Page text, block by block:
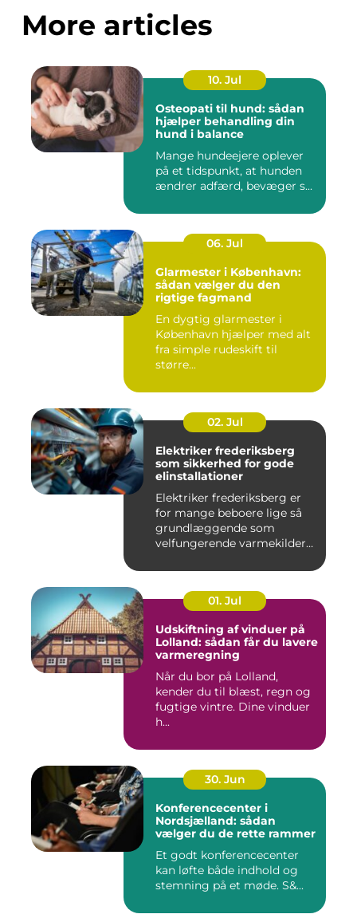
More articles
10. Jul
Osteopati til hund: sådan
hjælper behandling din
hund i balance
Mange hundeejere oplever
på et tidspunkt, at hunden
ændrer adfærd, bevæger s...
06. Jul
Glarmester i København:
sådan vælger du den
rigtige fagmand
En dygtig glarmester i
København hjælper med alt
fra simple rudeskift til
større...
02. Jul
Elektriker frederiksberg
som sikkerhed for gode
elinstallationer
Elektriker frederiksberg er
for mange beboere lige så
grundlæggende som
velfungerende varmekilder
01. Jul
Udskiftning af vinduer på
Lolland: sådan får du lavere
varmeregning
Når du bor på Lolland,
kender du til blæst, regn og
fugtige vintre. Dine vinduer
h...
30. Jun
Konferencecenter i
Nordsjælland: sådan
vælger du de rette rammer
Et godt konferencecenter
kan løfte både indhold og
stemning på et møde. S&...